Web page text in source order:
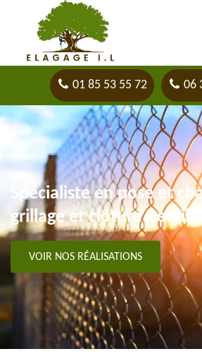
01 85 53 55 72 06
Spécialiste en pose et
grillage et clôture
VOIR NOS RÉALISATIONS